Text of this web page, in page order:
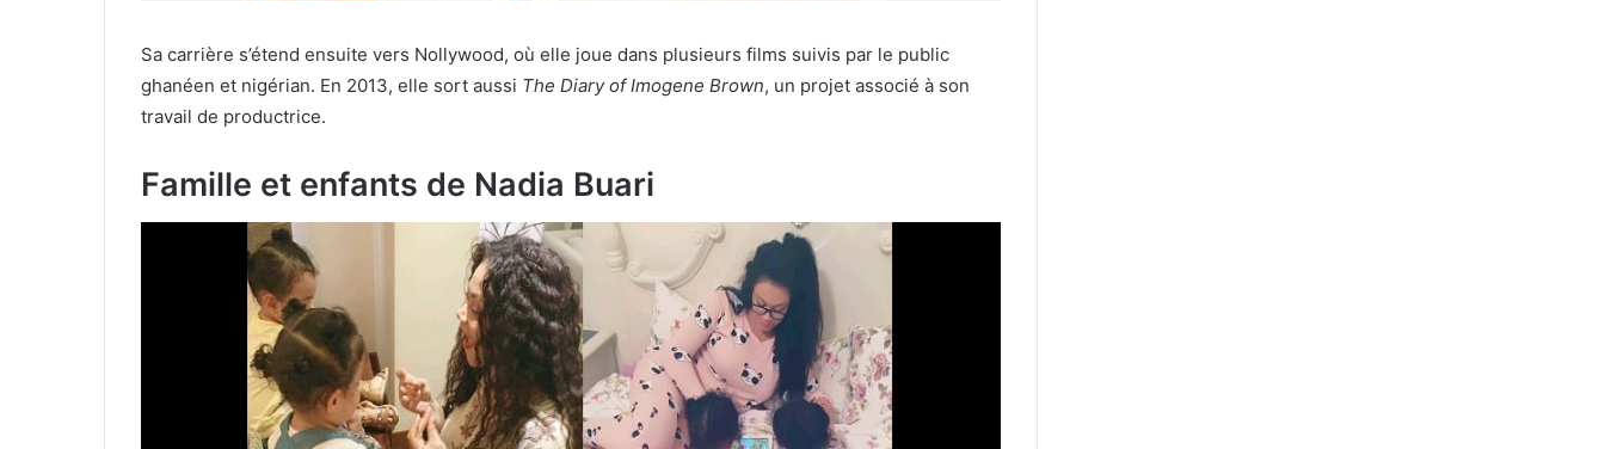
Sa carrière s’étend ensuite vers Nollywood, où elle joue dans plusieurs films suivis par le public
ghanéen et nigérian. En 2013, elle sort aussi The Diary of Imogene Brown, un projet associé à son
travail de productrice.
Famille et enfants de Nadia Buari